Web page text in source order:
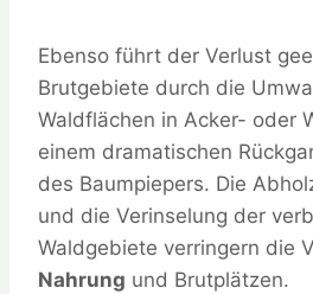
Ebenso führt der Verlust
Brutgebiete durch die
Waldflächen in Acker- oder
einem dramatischen
des Baumpiepers. Die
und die Verinselung der
Waldgebiete verringern die
Nahrung und Brutplätzen.